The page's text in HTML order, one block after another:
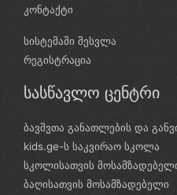
კონტაქტი
სისტემაში შესვლა
რეგისტრაცია
სასწავლო ცენტრი
ბავშვთა განათლების და
kids.ge-ს საკვირაო სკოლა
სკოლისათვის
ბაღისათვის მოსამზადებელი